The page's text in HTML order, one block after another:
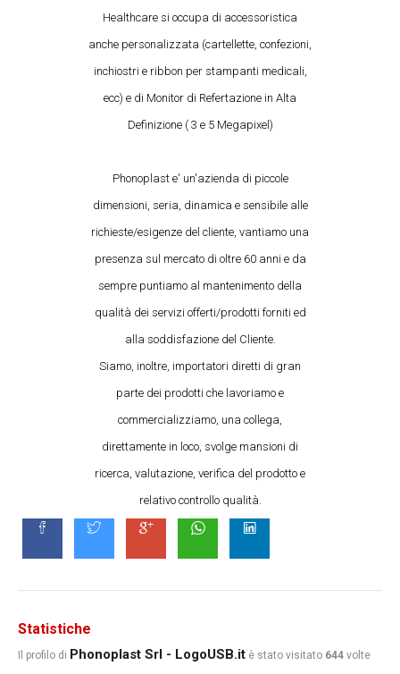
Healthcare si occupa di accessoristica
anche personalizzata (cartellette, confezioni,
inchiostri e ribbon per stampanti medicali,
ecc) e di Monitor di Refertazione in Alta
Definizione ( 3 e 5 Megapixel)
Phonoplast e' un'azienda di piccole
dimensioni, seria, dinamica e sensibile alle
richieste/esigenze del cliente, vantiamo una
presenza sul mercato di oltre 60 anni e da
sempre puntiamo al mantenimento della
qualità dei servizi offerti/prodotti forniti ed
alla soddisfazione del Cliente.
Siamo, inoltre, importatori diretti di gran
parte dei prodotti che lavoriamo e
commercializziamo, una collega,
direttamente in loco, svolge mansioni di
ricerca, valutazione, verifica del prodotto e
relativo controllo qualità.
Statistiche
Il profilo di Phonoplast Srl - LogoUSB.it è stato visitato 644 volte